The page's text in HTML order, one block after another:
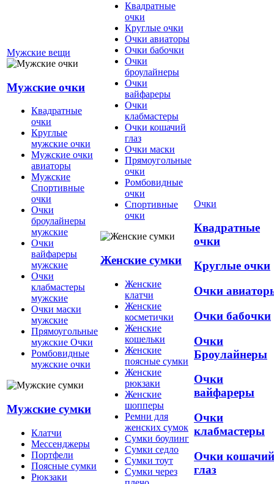
Мужские вещи
Мужские очки
Квадратные
очки
Круглые
мужские очки
Мужские очки
авиаторы
Мужские
Спортивные
очки
Очки
броулайнеры
мужские
Очки
вайфареры
мужские
Очки
клабмастеры
мужские
Очки маски
мужские
Прямоугольные
мужские Очки
Ромбовидные
мужские очки
Мужские сумки
Клатчи
Мессенджеры
Портфели
Поясные сумки
Рюкзаки
Квадратные
очки
Круглые очки
Очки авиаторы
Очки бабочки
Очки
броулайнеры
Очки
вайфареры
Очки
клабмастеры
Очки кошачий
глаз
Очки маски
Прямоугольные
очки
Ромбовидные
очки
Спортивные
очки
Женские сумки
Женские
клатчи
Женские
косметички
Женские
кошельки
Женские
поясные сумки
Женские
рюкзаки
Женские
шопперы
Ремни для
женских сумок
Сумки боулинг
Сумки седло
Сумки тоут
Сумки через
Очки
Квадратные
очки
Круглые очки
Очки
Очки бабочки
Очки
Броулайнеры
Очки
вайфареры
Очки
клабмастеры
Очки кошачий
глаз